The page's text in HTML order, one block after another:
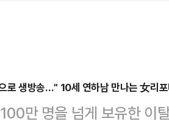
로 생방송…" 10세 연하남 만나는 女리
만 명을 넘게 보유한 이